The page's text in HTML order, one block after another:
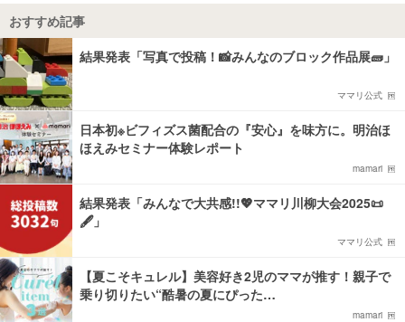
おすすめ記事
結果発表「写真で投稿！📸みんなのブロック作品展🧱」
ママリ公式
日本初※ビフィズス菌配合の『安心』を味方に。明治ほ
ほえみセミナー体験レポート
mamari
結果発表「みんなで大共感!!💖ママリ川柳大会2025📜
🖋️」
ママリ公式
【夏こそキュレル】美容好き2児のママが推す！親子で
乗り切りたい“酷暑の夏にぴった…
mamari